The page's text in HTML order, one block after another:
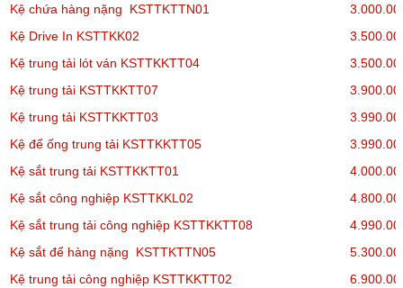
Kệ chứa hàng nặng KSTTKTTN01
Kệ Drive In KSTTKK02
Kệ trung tải lót ván KSTTKKTT04
Kệ trung tải KSTTKKTT07
Kệ trung tải KSTTKKTT03
Kệ để ống trung tải KSTTKKTT05
Kệ sắt trung tải KSTTKKTT01
Kệ sắt công nghiệp KSTTKKL02
Kệ sắt trung tải công nghiệp KSTTKKTT08
Kệ sắt để hàng nặng KSTTKTTN05
Kệ trung tải công nghiệp KSTTKKTT02